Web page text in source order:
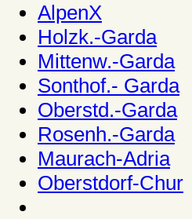
AlpenX
Holzk.-Garda
Mittenw.-Garda
Sonthof.- Garda
Oberstd.-Garda
Rosenh.-Garda
Maurach-Adria
Oberstdorf-Chur